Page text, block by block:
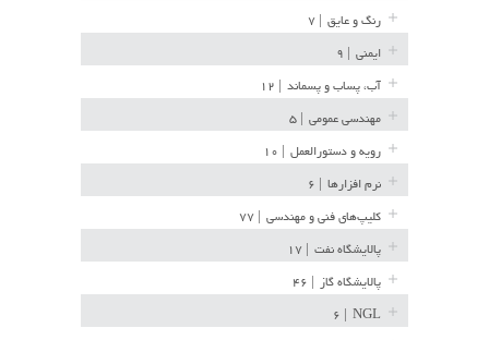
رنگ و عایق
ایمنی
آب، پساب و پسماند
مهندسی عمومی
رویه و دستورالعمل
نرم افزارها
کلیپ‌های فنی و مهندسی
پالایشگاه نفت
پالایشگاه گاز
NGL